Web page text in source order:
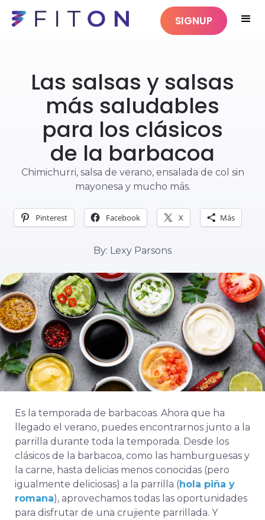
SIGNUP
Las salsas y salsas
más saludables
para los clásicos
de la barbacoa
Chimichurri, salsa de verano, ensalada de col sin
mayonesa y mucho más.
Pinterest Facebook X Más
By: Lexy Parsons
Es la temporada de barbacoas. Ahora que ha
llegado el verano, puedes encontrarnos junto a la
parrilla durante toda la temporada. Desde los
clásicos de la barbacoa, como las hamburguesas y
la carne, hasta delicias menos conocidas (pero
igualmente deliciosas) a la parrilla (hola piña y
romana), aprovechamos todas las oportunidades
para disfrutar de una crujiente parrillada. Y